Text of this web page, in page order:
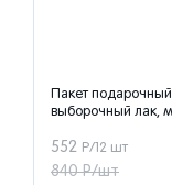
Пакет
выборочный лак,
552 Р/12 шт
840 Р/шт